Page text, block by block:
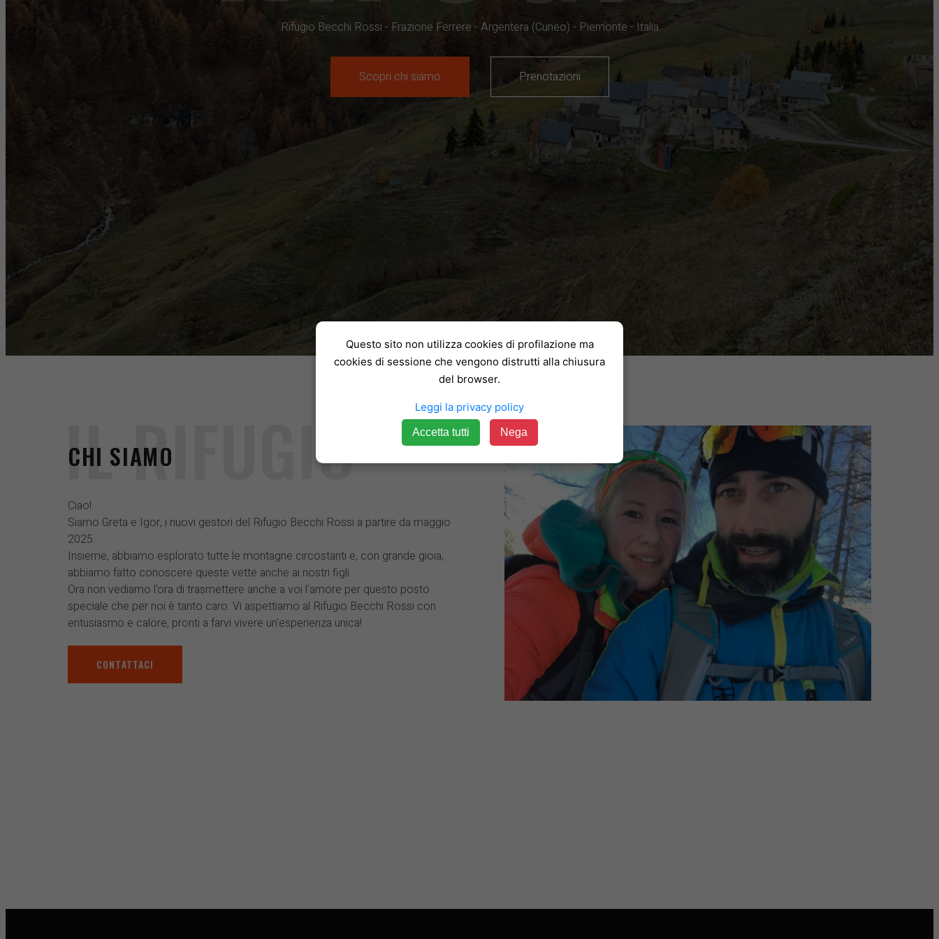
Rifugio Becchi Rossi - Frazione Ferrere - Argentera (Cuneo) - Piemonte - Italia
Scopri chi siamo Prenotazioni
IL RIFUGIO
CHI SIAMO
Ciao!
Siamo Greta e Igor, i nuovi gestori del Rifugio Becchi Rossi a partire da maggio
2025.
Insieme, abbiamo esplorato tutte le montagne circostanti e, con grande gioia,
abbiamo fatto conoscere queste vette anche ai nostri figli.
Ora non vediamo l'ora di trasmettere anche a voi l'amore per questo posto
speciale che per noi è tanto caro. Vi aspettiamo al Rifugio Becchi Rossi con
entusiasmo e calore, pronti a farvi vivere un'esperienza unica!
CONTATTACI
Questo sito non utilizza cookies di profilazione ma
cookies di sessione che vengono distrutti alla chiusura
del browser.
Leggi la privacy policy
Accetta tutti Nega